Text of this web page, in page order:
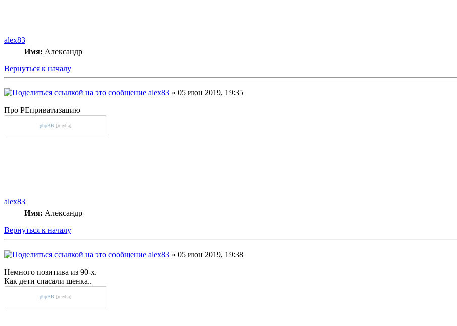
alex83
Имя: Александр
Вернуться к началу
alex83 » 05 июн 2019, 19:35
Про РЕприватизацию
phpBB [media]
alex83
Имя: Александр
Вернуться к началу
alex83 » 05 июн 2019, 19:38
Немного позитива из 90-х.
Как дети спасали щенка..
phpBB [media]